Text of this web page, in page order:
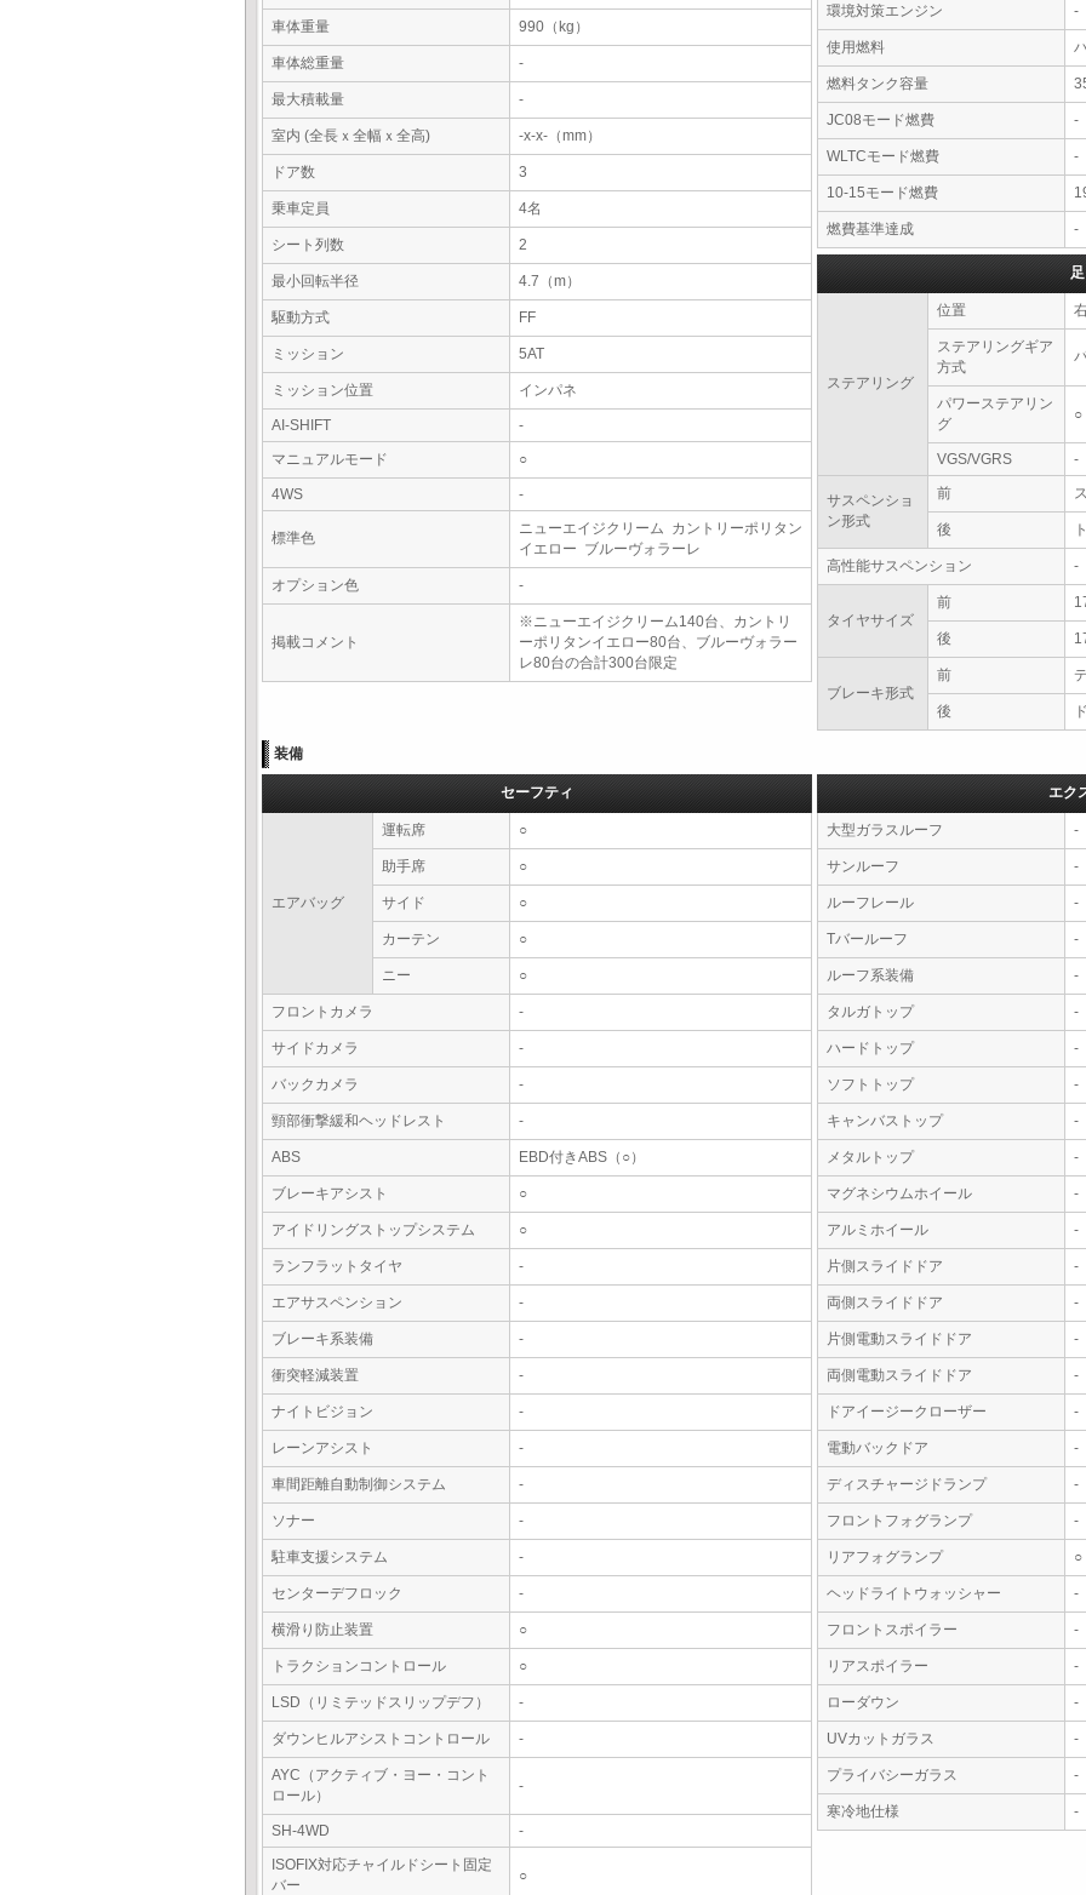
車体重量 990（kg）
車体総重量 -
最大積載量 -
室内 (全長ｘ全幅ｘ全高) -x-x-（mm）
ドア数 3
乗車定員 4名
シート列数 2
最小回転半径 4.7（m）
駆動方式 FF
ミッション 5AT
ミッション位置 インパネ
AI-SHIFT
-
マニュアルモード
○
4WS -
標準色
ニューエイジクリーム カントリーポリタン
イエロー ブルーヴォラーレ
オプション色 -
掲載コメント
※ニューエイジクリーム140台、カントリ
ーポリタンイエロー80台、ブルーヴォラー
レ80台の合計300台限定
環境対策エンジン -
使用燃料
燃料タンク容量
JC08モード燃費 -
WLTCモード燃費 -
10-15モード燃費
燃費基準達成 -
ステアリング
位置
ステアリングギア
方式
パワーステアリン
グ
○
VGS/VGRS -
サスペンショ
ン形式
前
後
高性能サスペンション -
タイヤサイズ
前
後
ブレーキ形式
前
後
装備
セーフティ
エアバッグ
運転席 ○
助手席 ○
サイド ○
カーテン ○
ニー ○
フロントカメラ -
サイドカメラ -
バックカメラ -
頸部衝撃緩和ヘッドレスト -
ABS EBD付きABS（○）
ブレーキアシスト ○
アイドリングストップシステム ○
ランフラットタイヤ -
エアサスペンション -
ブレーキ系装備 -
衝突軽減装置 -
ナイトビジョン -
レーンアシスト -
車間距離自動制御システム -
ソナー -
駐車支援システム -
センターデフロック -
横滑り防止装置 ○
トラクションコントロール ○
LSD（リミテッドスリップデフ） -
ダウンヒルアシストコントロール -
AYC（アクティブ・ヨー・コント
ロール）
-
SH-4WD
-
ISOFIX対応チャイルドシート固定
バー
○
エク
大型ガラスルーフ -
サンルーフ -
ルーフレール -
Tバールーフ -
ルーフ系装備 -
タルガトップ -
ハードトップ -
ソフトトップ -
キャンバストップ -
メタルトップ -
マグネシウムホイール -
アルミホイール -
片側スライドドア -
両側スライドドア -
片側電動スライドドア -
両側電動スライドドア -
ドアイージークローザー -
電動バックドア -
ディスチャージドランプ -
フロントフォグランプ -
リアフォグランプ ○
ヘッドライトウォッシャー -
フロントスポイラー -
リアスポイラー -
ローダウン -
UVカットガラス -
プライバシーガラス -
寒冷地仕様 -